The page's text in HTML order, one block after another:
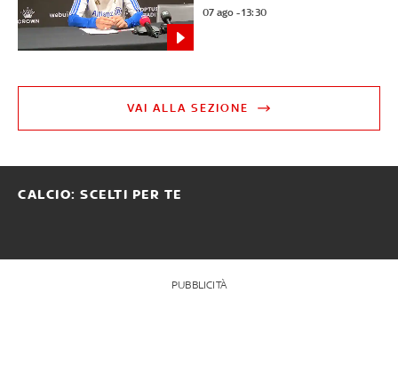
07 ago - 13:30
VAI ALLA SEZIONE
CALCIO: SCELTI PER TE
PUBBLICITÀ